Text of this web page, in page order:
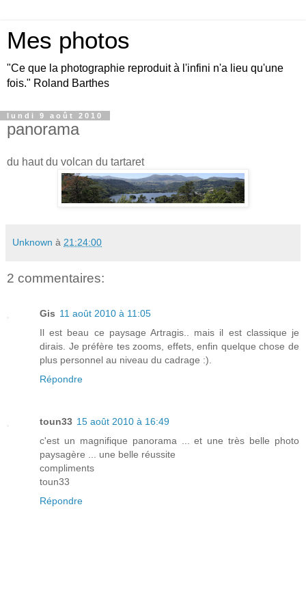
Mes photos
"Ce que la photographie reproduit à l'infini n'a lieu qu'une
fois." Roland Barthes
lundi 9 août 2010
panorama
du haut du volcan du tartaret
Unknown à 21:24:00
2 commentaires:
Gis 11 août 2010 à 11:05
Il est beau ce paysage Artragis.. mais il est classique je
dirais. Je préfère tes zooms, effets, enfin quelque chose de
plus personnel au niveau du cadrage :).
Répondre
toun33 15 août 2010 à 16:49
c'est un magnifique panorama ... et une très belle photo
paysagère ... une belle réussite
compliments
toun33
Répondre